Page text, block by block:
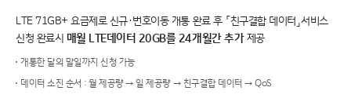
LTE 71GB+ 요금제로 신규·번호이동 개통 완료 후 「친구결합 데이터」서비스
신청 완료시 매월 LTE데이터 20GB를 24개월간 추가제공
개통한 달의 말일까지 신청 가능
데이터 소진 순서 : 월 제공량 → 일 제공량 → 친구결합 데이터 → QoS